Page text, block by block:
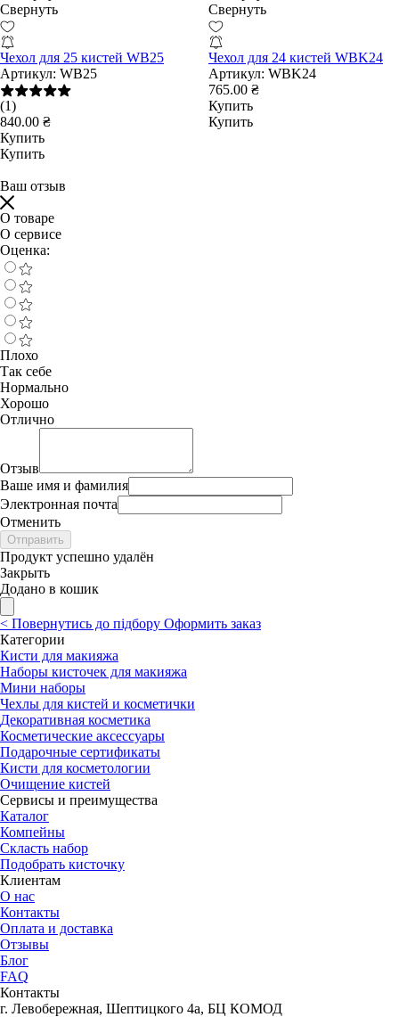
Свернуть
Чехол для 25 кистей WB25
Артикул: WB25
(1)
840.00 ₴
Купить
Купить
Свернуть
Чехол для 24 кистей WBK24
Артикул: WBK24
765.00 ₴
Купить
Купить
Ваш отзыв
О товаре
О сервисе
Оценка:
Плохо
Так себе
Нормально
Хорошо
Отлично
Отзыв
Ваше имя и фамилия
Электронная почта
Отменить
Отправить
Продукт успешно удалён
Закрыть
Додано в кошик
< Повернутись до підбору Оформить заказ
Категории
Кисти для макияжа
Наборы кисточек для макияжа
Мини наборы
Чехлы для кистей и косметички
Декоративная косметика
Косметические аксессуары
Подарочные сертификаты
Кисти для косметологии
Очищение кистей
Сервисы и преимущества
Каталог
Компейны
Скласть набор
Подобрать кисточку
Клиентам
О нас
Контакты
Оплата и доставка
Отзывы
Блог
FAQ
Контакты
г. Левобережная, Шептицкого 4а, БЦ КОМОД